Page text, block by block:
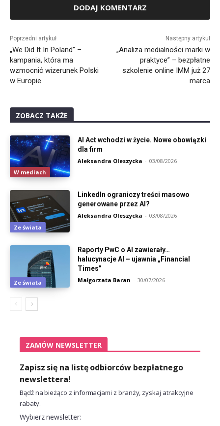
Poprzedni artykuł
„We Did It In Poland” –
kampania, która ma
wzmocnić wizerunek Polski
w Europie
Następny artykuł
„Analiza medialności marki w
praktyce” – bezpłatne
szkolenie online IMM już 27
marca
ZOBACZ TAKŻE
W mediach
AI Act wchodzi w życie. Nowe obowiązki
dla firm
Aleksandra Oleszycka - 03/08/2026
Ze świata
LinkedIn ograniczy treści masowo
generowane przez AI?
Aleksandra Oleszycka - 03/08/2026
Ze świata
Raporty PwC o AI zawierały…
halucynacje AI – ujawnia „Financial
Times”
Małgorzata Baran - 30/07/2026
ZAMÓW NEWSLETTER
Zapisz się na listę odbiorców bezpłatnego
newslettera!
Bądź na bieżąco z informacjami z branży, zyskaj atrakcyjne
rabaty.
Wybierz newsletter: